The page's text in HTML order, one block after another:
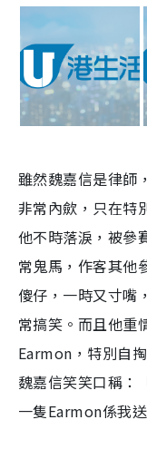
雖然魏嘉信是律師
非常內歛，只在特
他不時落淚，被參
常鬼馬，作客其他
傻仔，一時又寸嘴
常搞笑。而且他重
Earmon，特別自
魏嘉信笑笑口稱：
一隻Earmon係我送